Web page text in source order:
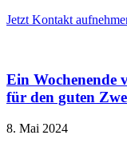
Jetzt Kontakt
Ein Wochenende
für den guten
8. Mai 2024